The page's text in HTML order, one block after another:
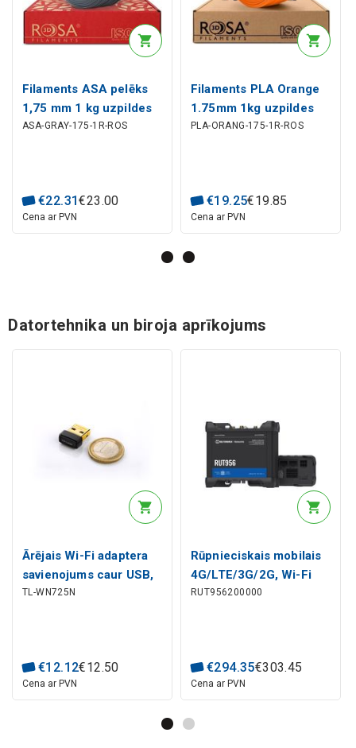
Filaments ASA pelēks
1,75 mm 1 kg uzpildes
iepakojums Rosa3D
ASA-GRAY-175-1R-ROS
€22.31€23.00
Cena ar PVN
Filaments PLA Orange
1.75mm 1kg uzpildes
materiāls Rosa3D
PLA-ORANG-175-1R-ROS
€19.25€19.85
Cena ar PVN
Datortehnika un biroja aprīkojums
Ārējais Wi-Fi adaptera
savienojums caur USB,
b/g/n 150Mbit/s
TL-WN725N
€12.12€12.50
Cena ar PVN
Rūpnieciskais mobilais
4G/LTE/3G/2G, Wi-Fi
maršrutētājs RUT956
RUT956200000
€294.35€303.45
Cena ar PVN